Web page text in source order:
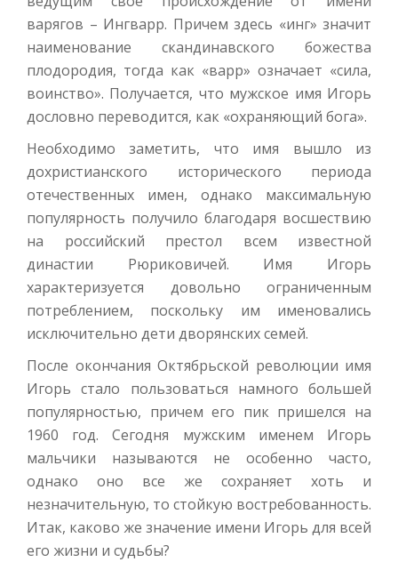
варягов – Ингварр. Причем здесь «инг» значит
наименование скандинавского божества
плодородия, тогда как «варр» означает «сила,
воинство». Получается, что мужское имя Игорь
дословно переводится, как «охраняющий бога».
Необходимо заметить, что имя вышло из
дохристианского исторического периода
отечественных имен, однако максимальную
популярность получило благодаря восшествию
на российский престол всем известной
династии Рюриковичей. Имя Игорь
характеризуется довольно ограниченным
потреблением, поскольку им именовались
исключительно дети дворянских семей.
После окончания Октябрьской революции имя
Игорь стало пользоваться намного большей
популярностью, причем его пик пришелся на
1960 год. Сегодня мужским именем Игорь
мальчики называются не особенно часто,
однако оно все же сохраняет хоть и
незначительную, то стойкую востребованность.
Итак, каково же значение имени Игорь для всей
его жизни и судьбы?